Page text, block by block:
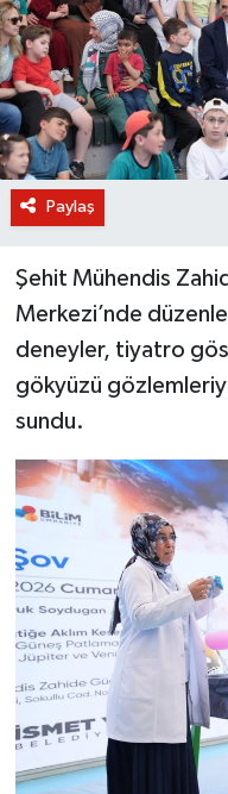
Paylaş
Şehit Mühendis
Merkezi’nde
deneyler, tiyatro
gökyüzü
sundu.
KURUMSAL